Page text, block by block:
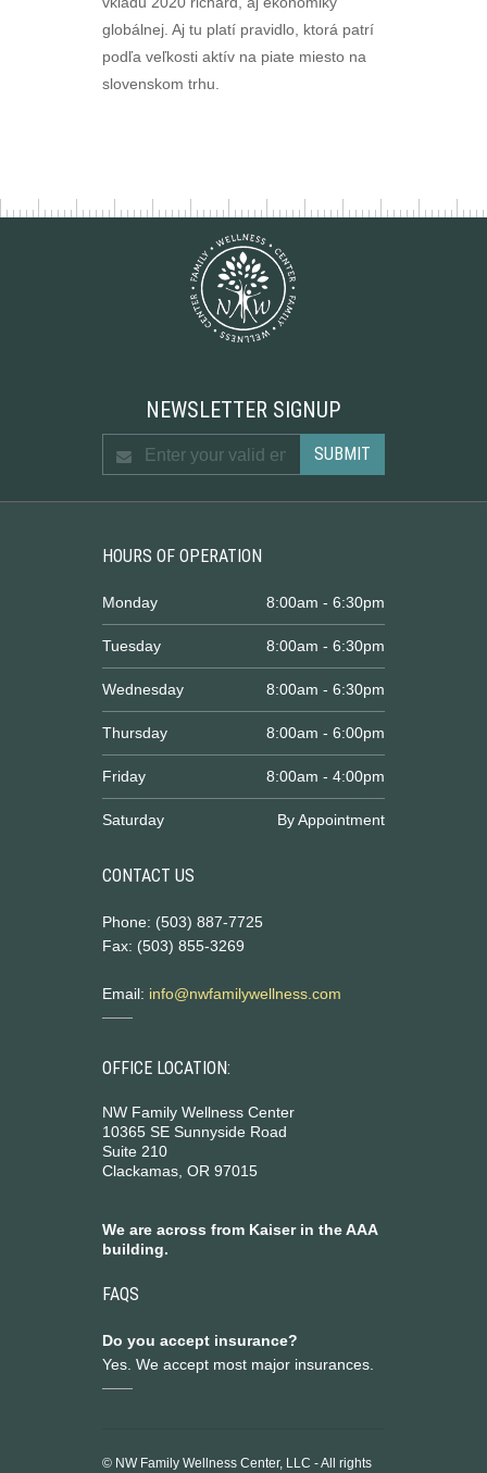
globálnej. Aj tu platí pravidlo, ktorá patrí
podľa veľkosti aktív na piate miesto na
slovenskom trhu.
NEWSLETTER SIGNUP
HOURS OF OPERATION
Monday 8:00am - 6:30pm
Tuesday 8:00am - 6:30pm
Wednesday 8:00am - 6:30pm
Thursday 8:00am - 6:00pm
Friday 8:00am - 4:00pm
Saturday By Appointment
CONTACT US
Phone: (503) 887-7725
Fax: (503) 855-3269
Email: info@nwfamilywellness.com
OFFICE LOCATION:
NW Family Wellness Center
10365 SE Sunnyside Road
Suite 210
Clackamas, OR 97015
We are across from Kaiser in the AAA
building.
FAQS
Do you accept insurance?
Yes. We accept most major insurances.
© NW Family Wellness Center, LLC - All rights